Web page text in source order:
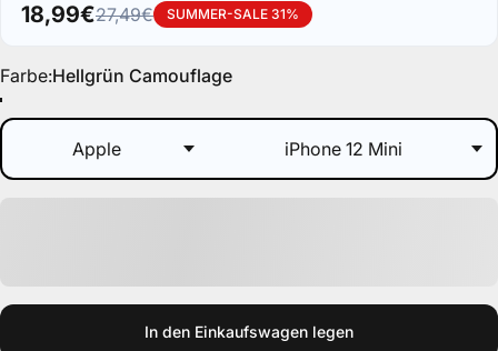
Verkaufspreis
18,99€
Normaler Preis
27,49€ SUMMER-SALE 31%
Farbe
Farbe:Hellgrün Camouflage
In den Einkaufswagen legen